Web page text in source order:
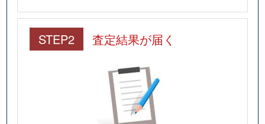
STEP2 査定結果が届く